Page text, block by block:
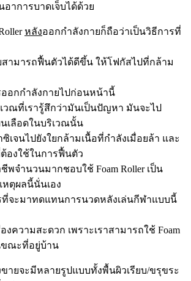
าการบาดเจ็บได้ด้วย
หลังออกกำลังกายก็ถือว่าเป็นวิธีการที่
สามารถฟื้นตัวได้ดีขึ้น ให้โฟกัสไปที่กล้าม
ออกกำลังกายไปก่อนหน้านี้
วณที่เรารู้สึกว่ามันเป็นปัญหา มันจะไป
เลือดในบริเวณนั้น
เจนไปยังใยกล้ามเนื้อที่กำลังเมื่อยล้า และ
องใช้ในการฟื้นตัว
จำนวนมากชอบใช้ Foam Roller เป็น
หตุผลนี้นั่นเอง
จะมาทดแทนการนวดหลังเล่นกีฬาแบบนี้
งความสะดวก เพราะเราสามารถใช้ Foam
ขณะที่อยู่บ้าน
ายจะมีหลายรูปแบบทั้งพื้นผิวเรียบ/ขรุขระ